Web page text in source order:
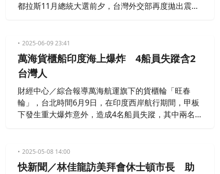
都拉斯11月總統大選前夕，台灣外交部再度拋出震撼
2025-06-09 23:41
萬海貨櫃船印度海上爆炸 4船員失蹤含2
台灣人
財經中心／綜合報導萬海航運旗下的貨櫃輪「旺春
輪」，台北時間6月9日，在印度西岸航行期間，甲板
下發生重大爆炸意外，造成4名船員失蹤，其中兩名
和印度海岸警衛隊的大規模應急回應和積極救援。
2025-05-08 14:00
快新聞／林佳龍訪美拜會休士頓市長 助